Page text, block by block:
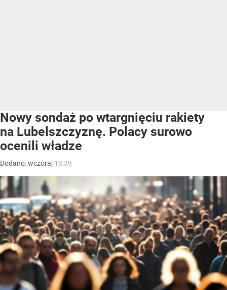
Nowy sondaż po wtargnięciu rakiety
na Lubelszczyznę. Polacy surowo
ocenili władze
Dodano:wczoraj 18:39